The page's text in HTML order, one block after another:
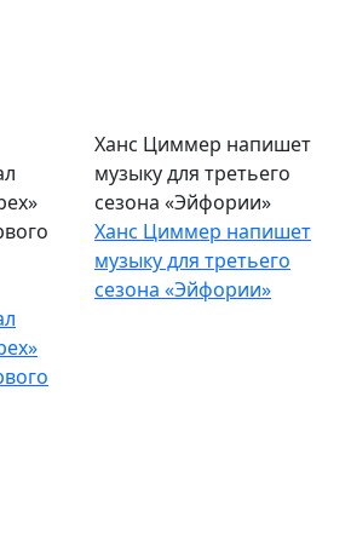
Ханс Циммер напишет
музыку для третьего
сезона «Эйфории»
Ханс Циммер напишет
музыку для третьего
сезона «Эйфории»